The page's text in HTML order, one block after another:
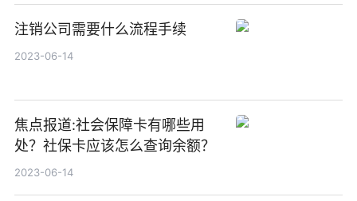
注销公司需要什么流程手续
2023-06-14
焦点报道:社会保障卡有哪些用
处？社保卡应该怎么查询余额？
2023-06-14